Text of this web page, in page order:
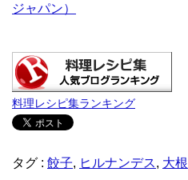
ジャパン）
料理レシピ集ランキング
タグ : 餃子, ヒルナンデス, 大根